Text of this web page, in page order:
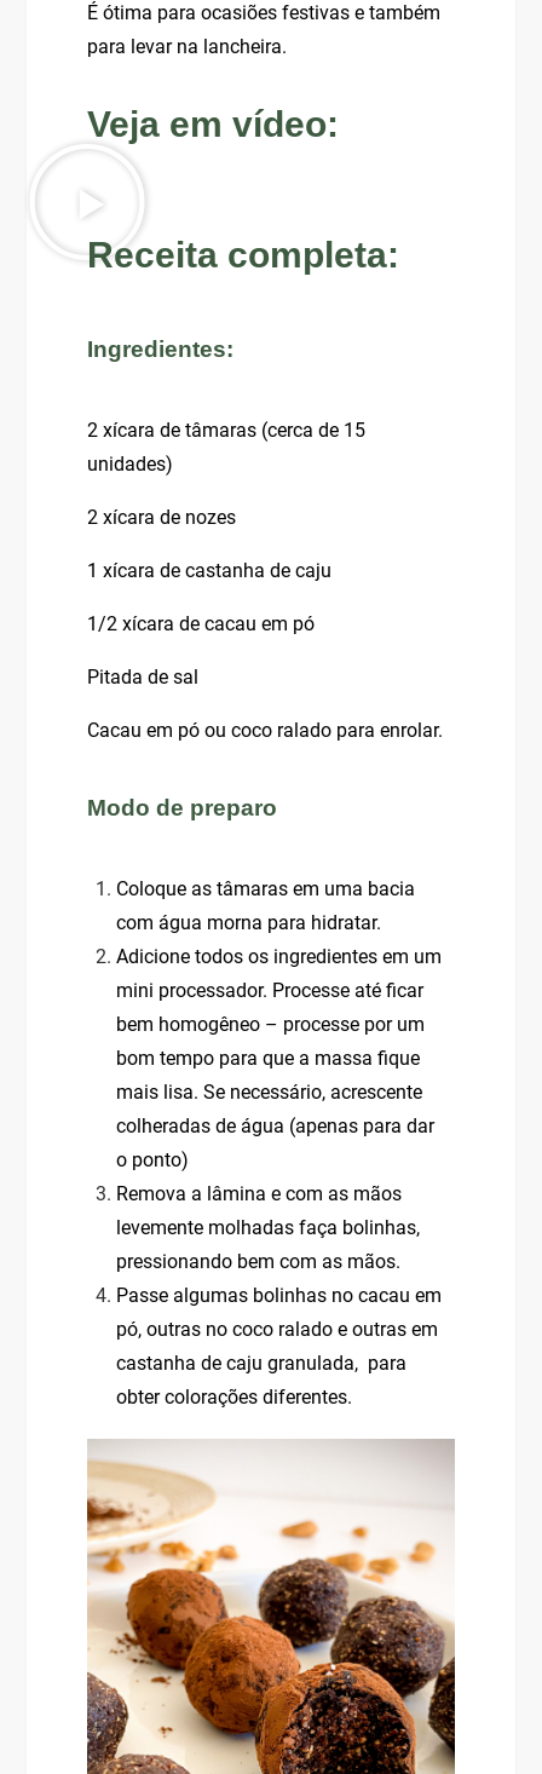
É ótima para ocasiões festivas e também
para levar na lancheira.
Veja em vídeo:
Receita completa:
Ingredientes:
2 xícara de tâmaras (cerca de 15
unidades)
2 xícara de nozes
1 xícara de castanha de caju
1/2 xícara de cacau em pó
Pitada de sal
Cacau em pó ou coco ralado para enrolar.
Modo de preparo
Coloque as tâmaras em uma bacia
com água morna para hidratar.
Adicione todos os ingredientes em um
mini processador. Processe até ficar
bem homogêneo – processe por um
bom tempo para que a massa fique
mais lisa. Se necessário, acrescente
colheradas de água (apenas para dar
o ponto)
Remova a lâmina e com as mãos
levemente molhadas faça bolinhas,
pressionando bem com as mãos.
Passe algumas bolinhas no cacau em
pó, outras no coco ralado e outras em
castanha de caju granulada, para
obter colorações diferentes.